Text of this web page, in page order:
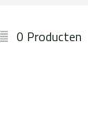
0 Producten